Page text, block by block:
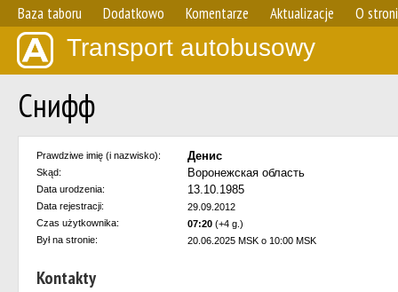
Baza taboru Dodatkowo Komentarze Aktualizacje O
Transport autobusowy
Снифф
Prawdziwe imię (i nazwisko): Денис
Skąd: Воронежская область
Data urodzenia: 13.10.1985
Data rejestracji:
29.09.2012
Czas użytkownika:
07:20 (+4 g.)
Był na stronie:
20.06.2025 MSK o 10:00 MSK
Kontakty